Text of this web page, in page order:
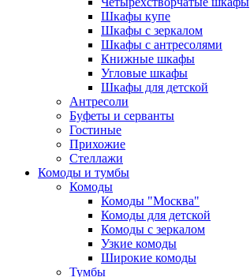
Шкафы купе
Шкафы с зеркалом
Шкафы с антресолями
Книжные шкафы
Угловые шкафы
Шкафы для детской
Антресоли
Буфеты и серванты
Гостиные
Прихожие
Стеллажи
Комоды и тумбы
Комоды
Комоды "Москва"
Комоды для детской
Комоды с зеркалом
Узкие комоды
Широкие комоды
Тумбы